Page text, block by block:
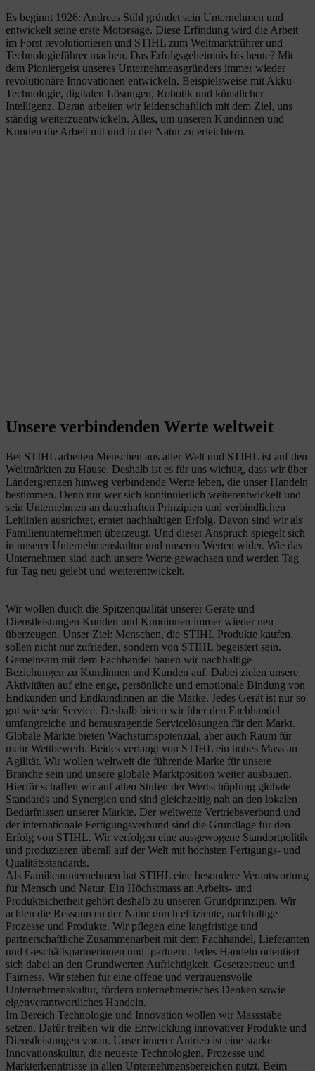
Es beginnt 1926: Andreas Stihl gründet sein Unternehmen und
entwickelt seine erste Motorsäge. Diese Erfindung wird die Arbeit
im Forst revolutionieren und STIHL zum Weltmarktführer und
Technologieführer machen. Das Erfolgsgeheimnis bis heute? Mit
dem Pioniergeist unseres Unternehmensgründers immer wieder
revolutionäre Innovationen entwickeln. Beispielsweise mit Akku-
Technologie, digitalen Lösungen, Robotik und künstlicher
Intelligenz. Daran arbeiten wir leidenschaftlich mit dem Ziel, uns
ständig weiterzuentwickeln. Alles, um unseren Kundinnen und
Kunden die Arbeit mit und in der Natur zu erleichtern.
Unsere verbindenden Werte weltweit
Bei STIHL arbeiten Menschen aus aller Welt und STIHL ist auf den
Weltmärkten zu Hause. Deshalb ist es für uns wichtig, dass wir über
Ländergrenzen hinweg verbindende Werte leben, die unser Handeln
bestimmen. Denn nur wer sich kontinuierlich weiterentwickelt und
sein Unternehmen an dauerhaften Prinzipien und verbindlichen
Leitlinien ausrichtet, erntet nachhaltigen Erfolg. Davon sind wir als
Familienunternehmen überzeugt. Und dieser Anspruch spiegelt sich
in unserer Unternehmenskultur und unseren Werten wider. Wie das
Unternehmen sind auch unsere Werte gewachsen und werden Tag
für Tag neu gelebt und weiterentwickelt.
Wir wollen durch die Spitzenqualität unserer Geräte und
Dienstleistungen Kunden und Kundinnen immer wieder neu
überzeugen. Unser Ziel: Menschen, die STIHL Produkte kaufen,
sollen nicht nur zufrieden, sondern von STIHL begeistert sein.
Gemeinsam mit dem Fachhandel bauen wir nachhaltige
Beziehungen zu Kundinnen und Kunden auf. Dabei zielen unsere
Aktivitäten auf eine enge, persönliche und emotionale Bindung von
Endkunden und Endkundinnen an die Marke. Jedes Gerät ist nur so
gut wie sein Service. Deshalb bieten wir über den Fachhandel
umfangreiche und herausragende Servicelösungen für den Markt.
Globale Märkte bieten Wachstumspotenzial, aber auch Raum für
mehr Wettbewerb. Beides verlangt von STIHL ein hohes Mass an
Agilität. Wir wollen weltweit die führende Marke für unsere
Branche sein und unsere globale Marktposition weiter ausbauen.
Hierfür schaffen wir auf allen Stufen der Wertschöpfung globale
Standards und Synergien und sind gleichzeitig nah an den lokalen
Bedürfnissen unserer Märkte. Der weltweite Vertriebsverbund und
der internationale Fertigungsverbund sind die Grundlage für den
Erfolg von STIHL. Wir verfolgen eine ausgewogene Standortpolitik
und produzieren überall auf der Welt mit höchsten Fertigungs- und
Qualitätsstandards.
Als Familienunternehmen hat STIHL eine besondere Verantwortung
für Mensch und Natur. Ein Höchstmass an Arbeits- und
Produktsicherheit gehört deshalb zu unseren Grundprinzipen. Wir
achten die Ressourcen der Natur durch effiziente, nachhaltige
Prozesse und Produkte. Wir pflegen eine langfristige und
partnerschaftliche Zusammenarbeit mit dem Fachhandel, Lieferanten
und Geschäftspartnerinnen und -partnern. Jedes Handeln orientiert
sich dabei an den Grundwerten Aufrichtigkeit, Gesetzestreue und
Fairness. Wir stehen für eine offene und vertrauensvolle
Unternehmenskultur, fördern unternehmerisches Denken sowie
eigenverantwortliches Handeln.
Im Bereich Technologie und Innovation wollen wir Massstäbe
setzen. Dafür treiben wir die Entwicklung innovativer Produkte und
Dienstleistungen voran. Unser innerer Antrieb ist eine starke
Innovationskultur, die neueste Technologien, Prozesse und
Markterkenntnisse in allen Unternehmensbereichen nutzt. Beim